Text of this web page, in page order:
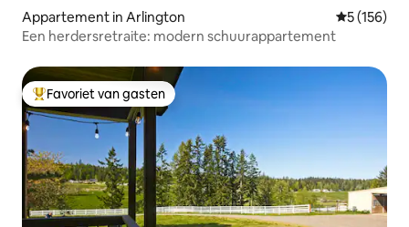
Appartement in Arlington
5 (156)
Een herdersretraite: modern schuurappartement
Topfavoriet van gasten
Favoriet van gasten